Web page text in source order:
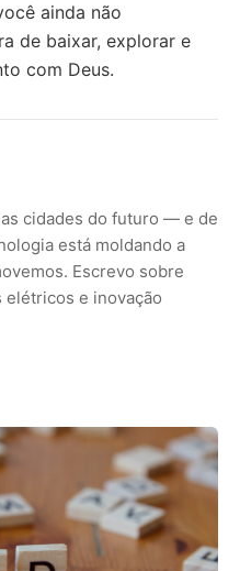
ainda não
de baixar, explorar e
com Deus.
cidades do futuro — e de
está moldando a
Escrevo sobre
elétricos e inovação